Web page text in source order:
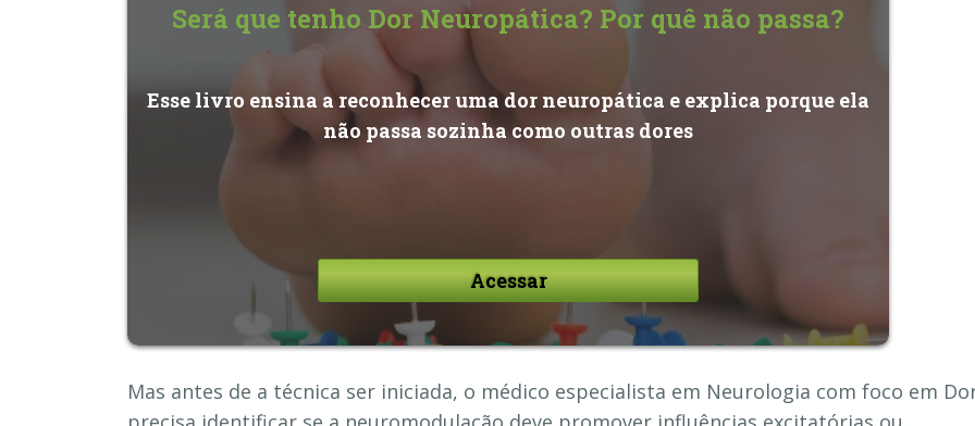
Será que tenho Dor Neuropática? Por quê não passa?
Esse livro ensina a reconhecer uma dor neuropática e explica porque ela
não passa sozinha como outras dores
Acessar
Mas antes de a técnica ser iniciada, o médico especialista em Neurologia com foco em